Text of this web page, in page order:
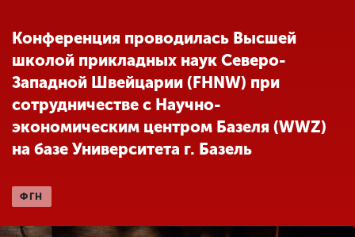
Другие виды
деятельности
Студенческая жизнь
Конференция проводилась Высшей
школой прикладных наук Северо-
Западной Швейцарии (FHNW) при
сотрудничестве с Научно-
экономическим центром Базеля (WWZ)
на базе Университета г. Базель
ФГН